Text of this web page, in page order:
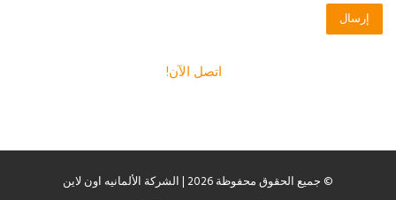
اتصل الآن!
© جميع الحقوق محفوظة 2026 | الشركة الألمانيه اون لاين